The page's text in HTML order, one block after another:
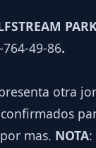
49-86.
otra
mas. NOTA